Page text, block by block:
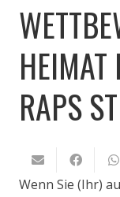
HEIMAT
RAPS
Wenn Sie (Ihr)